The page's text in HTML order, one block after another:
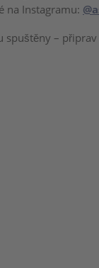
na Instagramu:
spuštěny –